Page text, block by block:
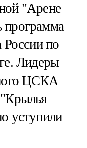
"Арене
России по
Лидеры
ЦСКА
уступили